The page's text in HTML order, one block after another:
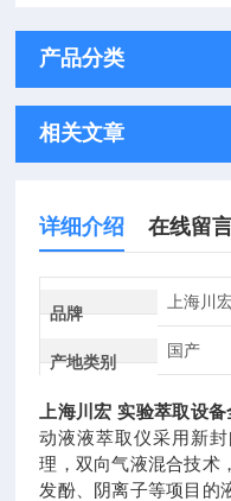
产品分类
相关文章
详细介绍 在线留
品牌
上海川宏
产地类别
国产
上海川宏 实验萃取设
动液液萃取仪采用新
理，双向气液混合技术
发酚、阴离子等项目的